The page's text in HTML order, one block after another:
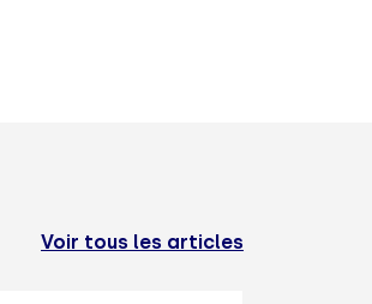
Voir tous les articles